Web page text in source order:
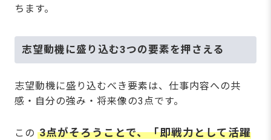
ちます。
志望動機に盛り込む3つの要素を押さえる
志望動機に盛り込むべき要素は、仕事内容への共
感・自分の強み・将来像の3点です。
この 3点がそろうことで、「即戦力として活躍